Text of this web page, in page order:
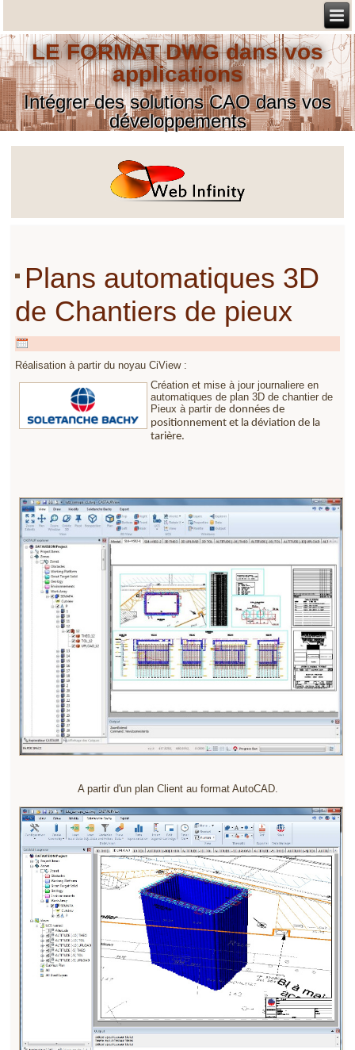
LE FORMAT DWG dans vos
applications
Intégrer des solutions CAO dans vos
développements
Plans automatiques 3D
de Chantiers de pieux
Réalisation à partir du noyau CiView :
Création et mise à jour journaliere en
automatiques de plan 3D de chantier de
Pieux à partir de données de
positionnement et la déviation de la
tarière.
A partir d'un plan Client au format AutoCAD.